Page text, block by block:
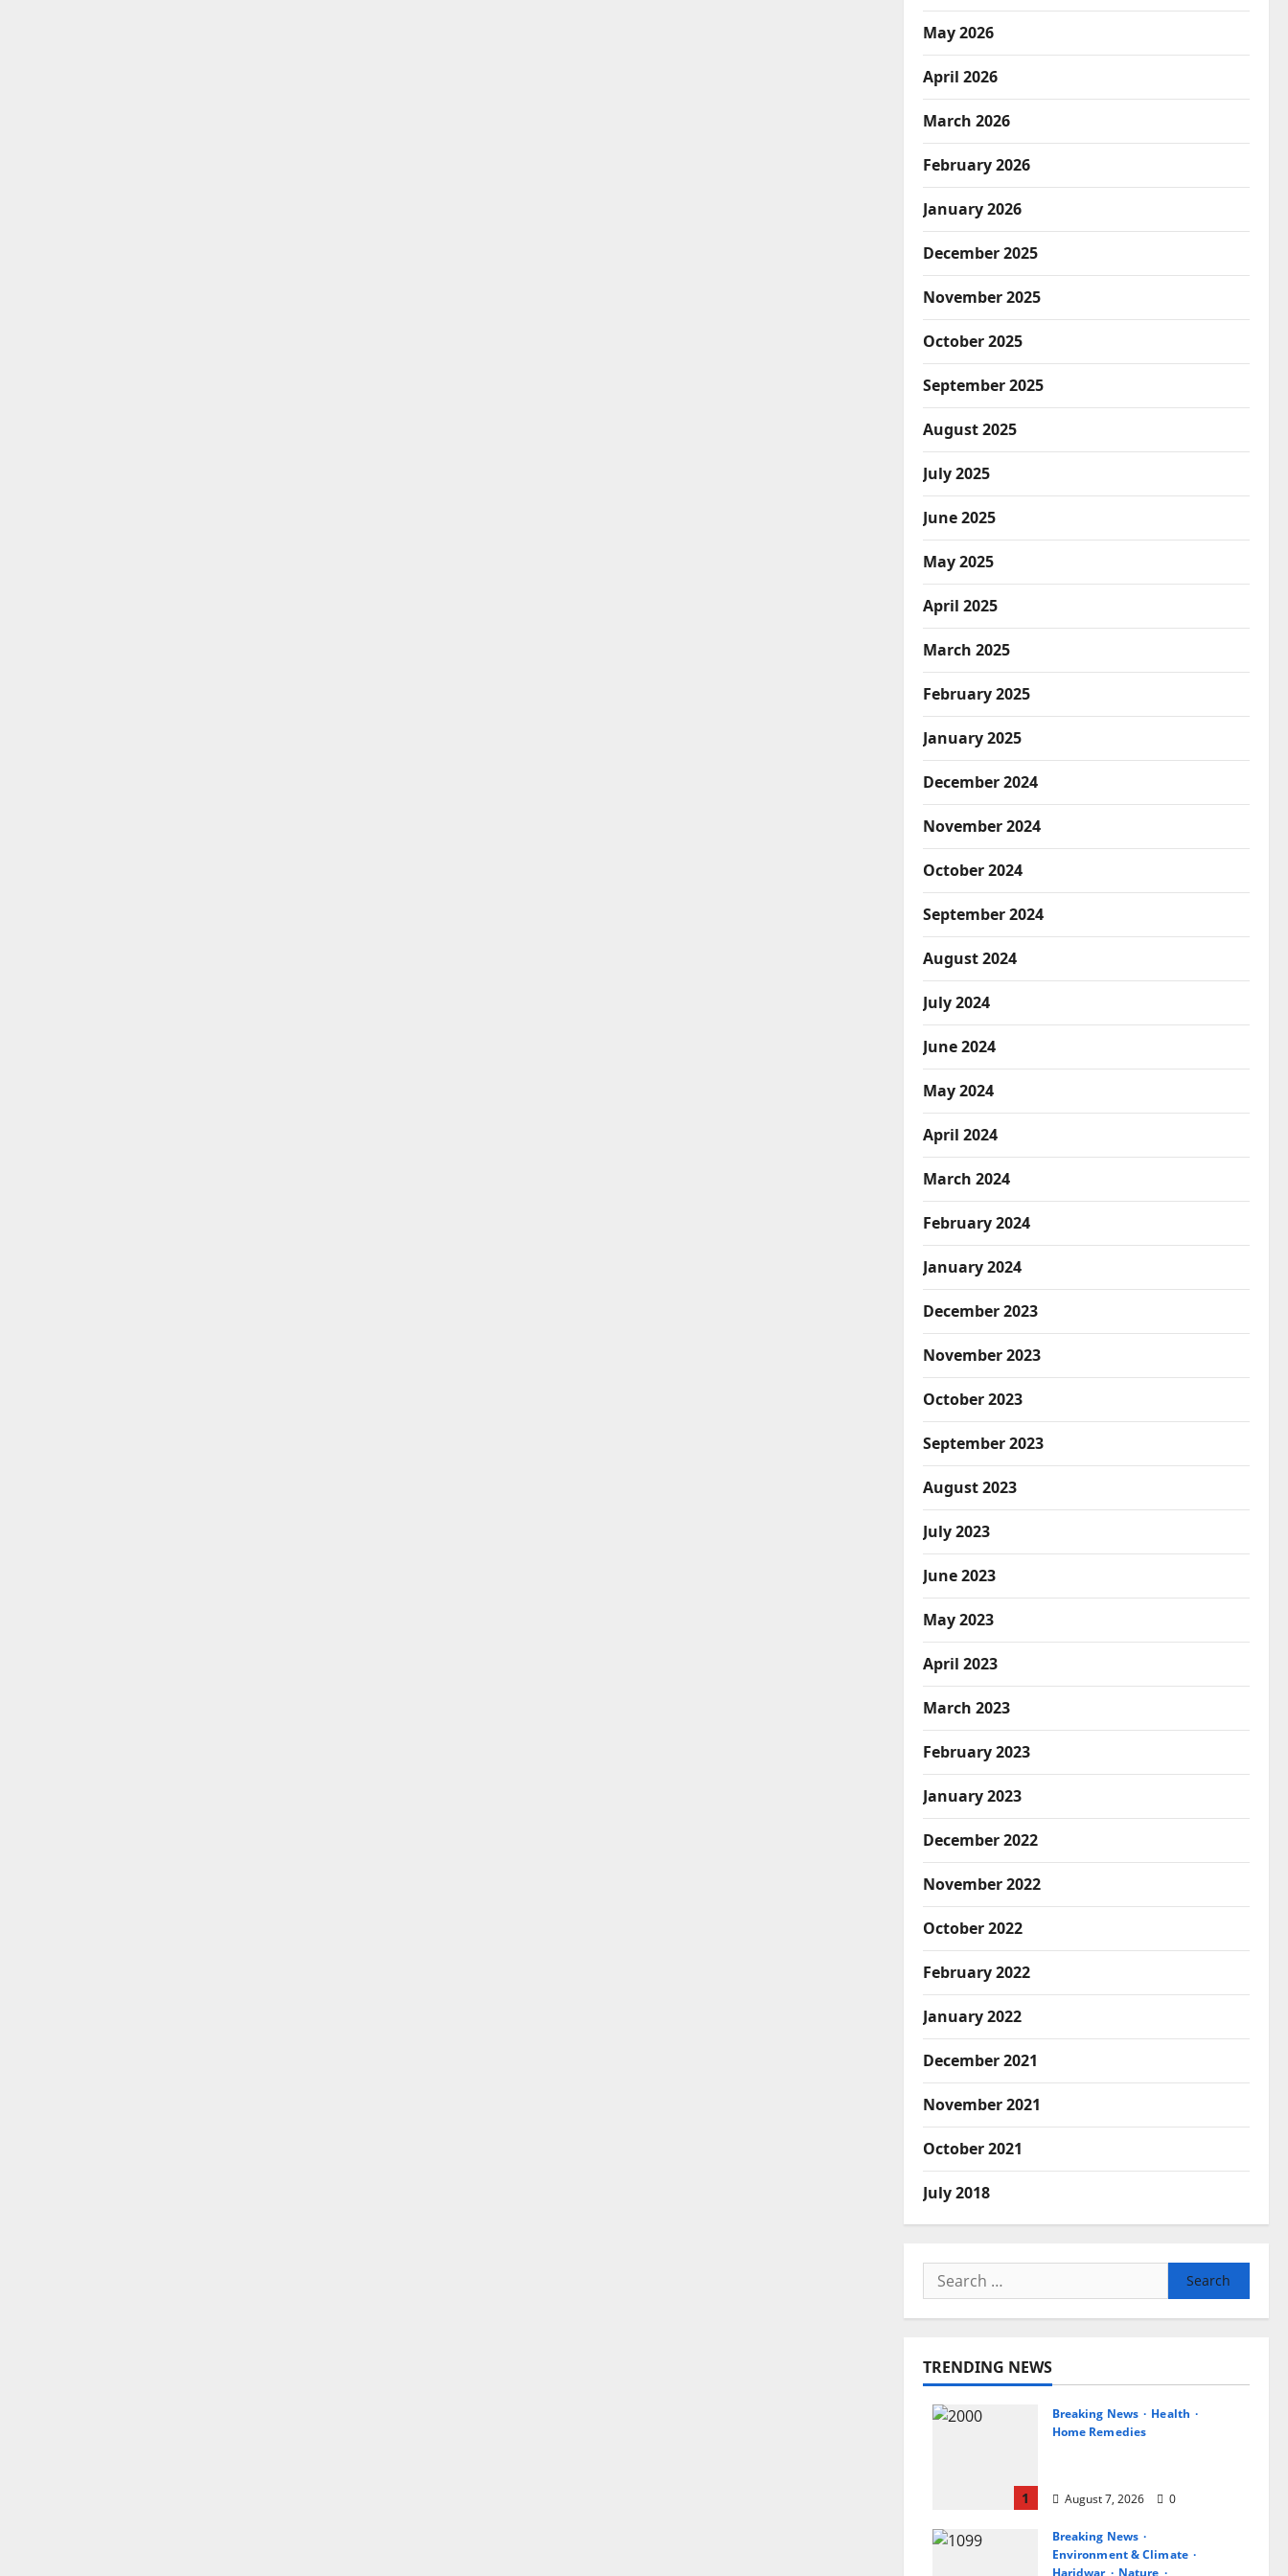
May 2026
April 2026
March 2026
February 2026
January 2026
December 2025
November 2025
October 2025
September 2025
August 2025
July 2025
June 2025
May 2025
April 2025
March 2025
February 2025
January 2025
December 2024
November 2024
October 2024
September 2024
August 2024
July 2024
June 2024
May 2024
April 2024
March 2024
February 2024
January 2024
December 2023
November 2023
October 2023
September 2023
August 2023
July 2023
June 2023
May 2023
April 2023
March 2023
February 2023
January 2023
December 2022
November 2022
October 2022
February 2022
January 2022
December 2021
November 2021
October 2021
July 2018
Search
for:
TRENDING NEWS
1
Breaking News
Health
Home Remedies
August 7, 2026 0
Breaking News
Environment & Climate